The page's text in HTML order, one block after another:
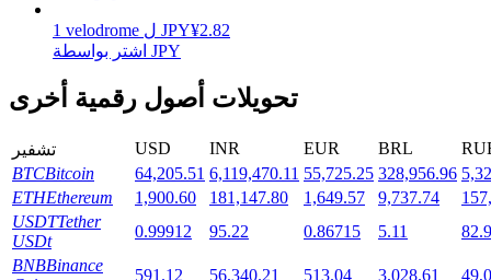
Launchpool
الرهان المرن لكسب العملات الرقمية الشهيرة
1 velodrome ل JPY¥2.82
اشتر بواسطة JPY
تحويلات أصول رقمية أخرى
تشفير USD INR EUR BRL
BTCBitcoin 64,205.51 6,119,470.11 55,725.25 328,956.96
ETHEthereum 1,900.60 181,147.80 1,649.57 9,737.74
USDTTether
USDt
0.99912 95.22 0.86715 5.11
BNBBinance
591.12 56,340.21 513.04 3,028.61